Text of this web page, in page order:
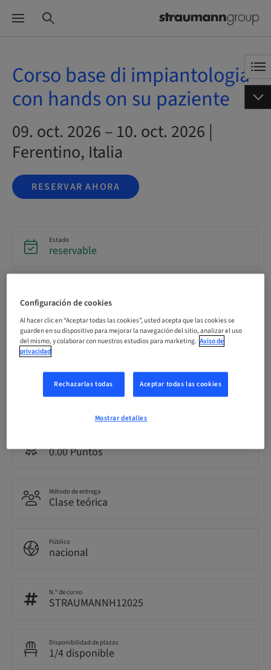
Corso base di impiantologia
con hands on su paziente
09. oct. 2026 – 10. oct. 2026 |
Ferentino, Italia
RESERVAR AHORA
Estado
reservable
10. oct. 2026 (UTC+1)
Precio por participante (se aplican impuestos locales)
EUR 1200.00
Italiano
0.00 Puntos
Método de entrega
Clase teórica
Público
nacional
N.º de curso
STRAUMANNH12025
Disponibilidad de plazas
1/4 disponible
Configuración de cookies
Al hacer clic en “Aceptar todas las cookies”, usted acepta que las cookies se
guarden en su dispositivo para mejorar la navegación del sitio, analizar el uso
del mismo, y colaborar con nuestros estudios para marketing. Aviso de
privacidad
Rechazarlas todas Aceptar todas las cookies
Mostrar detalles